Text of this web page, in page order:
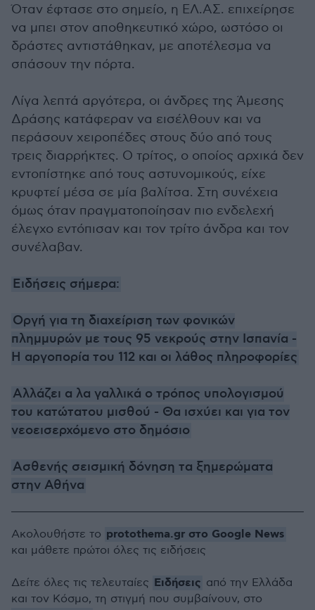
Όταν έφτασε στο σημείο, η ΕΛ.ΑΣ. επιχείρησε
να μπει στον αποθηκευτικό χώρο, ωστόσο οι
δράστες αντιστάθηκαν, με αποτέλεσμα να
σπάσουν την πόρτα.
Λίγα λεπτά αργότερα, οι άνδρες της Άμεσης
Δράσης κατάφεραν να εισέλθουν και να
περάσουν χειροπέδες στους δύο από τους
τρεις διαρρήκτες. Ο τρίτος, ο οποίος αρχικά δεν
εντοπίστηκε από τους αστυνομικούς, είχε
κρυφτεί μέσα σε μία βαλίτσα. Στη συνέχεια
όμως όταν πραγματοποίησαν πιο ενδελεχή
έλεγχο εντόπισαν και τον τρίτο άνδρα και τον
συνέλαβαν.
Ειδήσεις σήμερα:
Οργή για τη διαχείριση των φονικών
πλημμυρών με τους 95 νεκρούς στην Ισπανία -
Η αργοπορία του 112 και οι λάθος πληροφορίες
Αλλάζει α λα γαλλικά ο τρόπος υπολογισμού
του κατώτατου μισθού - Θα ισχύει και για τον
νεοεισερχόμενο στο δημόσιο
Ασθενής σεισμική δόνηση τα ξημερώματα
στην Αθήνα
Ακολουθήστε το protothema.gr στο Google News
και μάθετε πρώτοι όλες τις ειδήσεις
Δείτε όλες τις τελευταίες Ειδήσεις από την Ελλάδα
και τον Κόσμο, τη στιγμή που συμβαίνουν, στο